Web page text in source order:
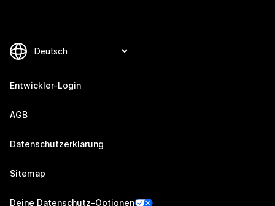
Entwickler-Login
AGB
Datenschutzerklärung
Sitemap
Deine Datenschutz-Optionen